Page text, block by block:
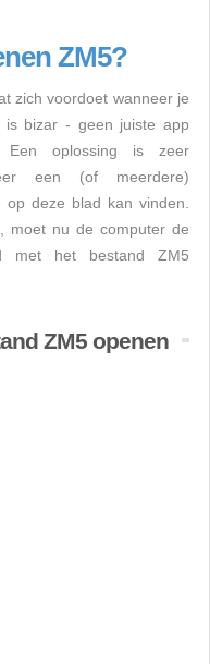
ZM5?
zich voordoet wanneer je
bizar - geen juiste app
Een oplossing is zeer
een (of meerdere)
deze blad kan vinden.
moet nu de computer de
met het bestand ZM5
ZM5 openen